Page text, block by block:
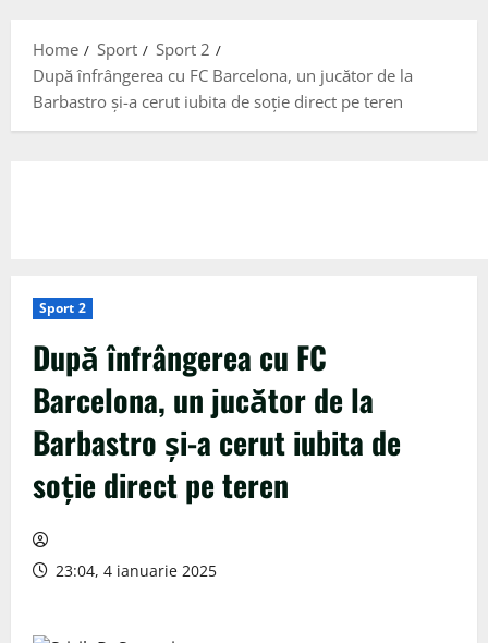
Home Sport
Sport 2
După înfrângerea cu FC Barcelona, un jucător de la
Barbastro și-a cerut iubita de soție direct pe teren
Sport 2
După înfrângerea cu FC
Barcelona, un jucător de la
Barbastro și-a cerut iubita de
soție direct pe teren
23:04, 4 ianuarie 2025